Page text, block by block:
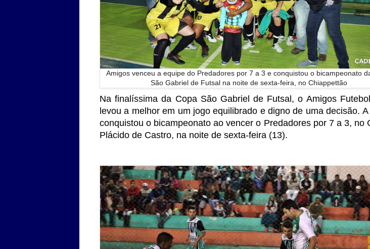
Amigos venceu a equipe do Predadores por 7 a 3 e conquistou o bicampeonato
São Gabriel de Futsal na noite de sexta-feira, no Chiappettão
Na finalíssima da Copa São Gabriel de Futsal, o Amigos
levou a melhor em um jogo equilibrado e digno de uma decisão.
conquistou o bicampeonato ao vencer o Predadores por 7 a 3, no
Plácido de Castro, na noite de sexta-feira (13).